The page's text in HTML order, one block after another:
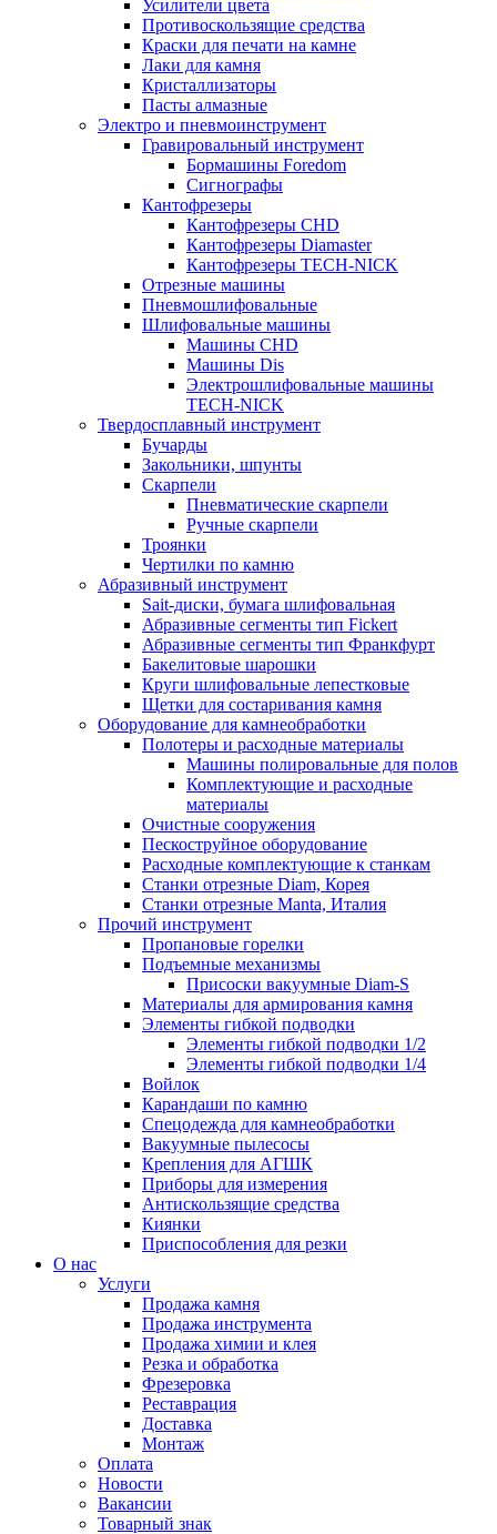
Усилители цвета
Противоскользящие средства
Краски для печати на камне
Лаки для камня
Кристаллизаторы
Пасты алмазные
Электро и пневмоинструмент
Гравировальный инструмент
Бормашины Foredom
Сигнографы
Кантофрезеры
Кантофрезеры CHD
Кантофрезеры Diamaster
Кантофрезеры TECH-NICK
Отрезные машины
Пневмошлифовальные
Шлифовальные машины
Машины CHD
Машины Dis
Электрошлифовальные машины
TECH-NICK
Твердосплавный инструмент
Бучарды
Закольники, шпунты
Скарпели
Пневматические скарпели
Ручные скарпели
Троянки
Чертилки по камню
Абразивный инструмент
Sait-диски, бумага шлифовальная
Абразивные сегменты тип Fickert
Абразивные сегменты тип Франкфурт
Бакелитовые шарошки
Круги шлифовальные лепестковые
Щетки для состаривания камня
Оборудование для камнеобработки
Полотеры и расходные материалы
Машины полировальные для полов
Комплектующие и расходные
материалы
Очистные сооружения
Пескоструйное оборудование
Расходные комплектующие к станкам
Станки отрезные Diam, Корея
Станки отрезные Manta, Италия
Прочий инструмент
Пропановые горелки
Подъeмные механизмы
Присоски вакуумные Diam-S
Материалы для армирования камня
Элементы гибкой подводки
Элементы гибкой подводки 1/2
Элементы гибкой подводки 1/4
Войлок
Карандаши по камню
Спецодежда для камнеобработки
Вакуумные пылесосы
Крепления для АГШК
Приборы для измерения
Антискользящие средства
Киянки
Приспособления для резки
О нас
Услуги
Продажа камня
Продажа инструмента
Продажа химии и клея
Резка и обработка
Фрезеровка
Реставрация
Доставка
Монтаж
Оплата
Новости
Вакансии
Товарный знак